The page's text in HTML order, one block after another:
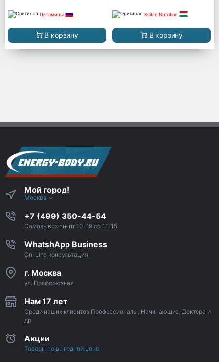
Цитамины
В корзину
Scitec Nutrition
В корзину
Мой город!
Москва
+7 (499) 350-44-54
Самовывоз пн-пт 10-19 сб 11-15
WhatshApp Business
On-Line консультация
г. Москва
ул. Профсоюзная
Нам 17 лет
Среди наших клиентов Профессионалы, Начинающие, Доктора и
др
Акции
Товары по выгодной цене